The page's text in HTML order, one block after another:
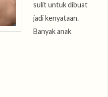
sulit untuk dibuat
jadi kenyataan.
Banyak anak